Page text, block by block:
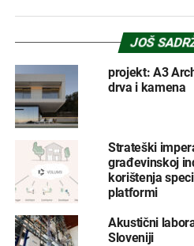
JOŠ
projekt: A3
drva i kamena
Strateški
građevinskoj
korištenja
platformi
Akustični
Sloveniji